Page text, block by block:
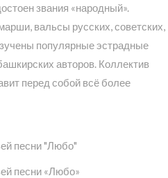
звания «народный».
вальсы русских, советских,
популярные эстрадные
авторов. Коллектив
перед собой всё более
песни "Любо"
песни «Любо»